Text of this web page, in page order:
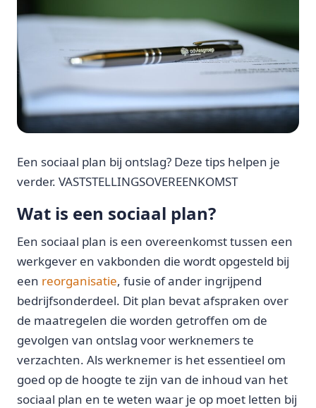
Een sociaal plan bij ontslag? Deze tips helpen je
verder. VASTSTELLINGSOVEREENKOMST
Wat is een sociaal plan?
Een sociaal plan is een overeenkomst tussen een
werkgever en vakbonden die wordt opgesteld bij
een reorganisatie, fusie of ander ingrijpend
bedrijfsonderdeel. Dit plan bevat afspraken over
de maatregelen die worden getroffen om de
gevolgen van ontslag voor werknemers te
verzachten. Als werknemer is het essentieel om
goed op de hoogte te zijn van de inhoud van het
sociaal plan en te weten waar je op moet letten bij